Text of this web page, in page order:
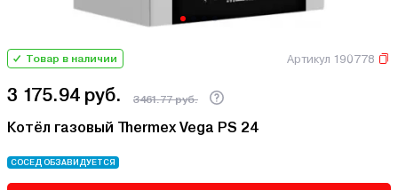
Товар в наличии Артикул 190778
3 175.94 руб. 3461.77 руб.
Котёл газовый Thermex Vega PS 24
СОСЕД ОБЗАВИДУЕТСЯ